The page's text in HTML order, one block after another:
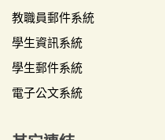
教職員郵件系統
學生資訊系統
學生郵件系統
電子公文系統